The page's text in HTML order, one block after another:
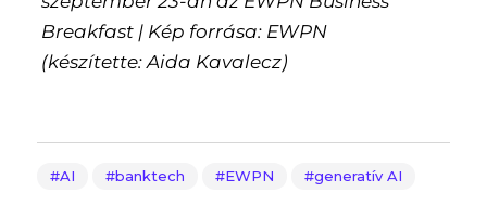
Breakfast | Kép forrása: EWPN
(készítette: Aida Kavalecz)
AI banktech EWPN generatív AI